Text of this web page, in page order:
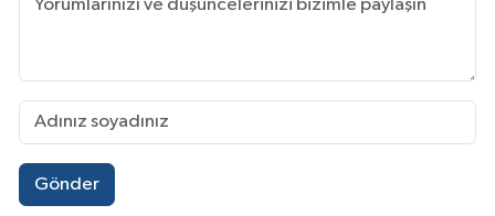
Gönder